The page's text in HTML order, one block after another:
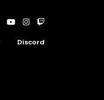
Discord